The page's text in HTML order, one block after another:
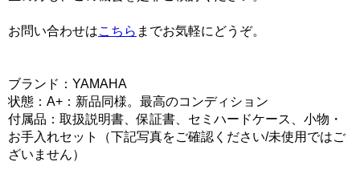
お問い合わせはこちら までお気軽にどうぞ。
ブランド：YAMAHA
状態：A+：新品同様。最高のコンディション
付属品：取扱説明書、保証書、セミハードケース、小物・
お手入れセット（下記写真をご確認ください/未使用ではご
ざいません）